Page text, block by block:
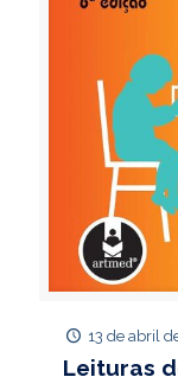
13 de abril
Leituras